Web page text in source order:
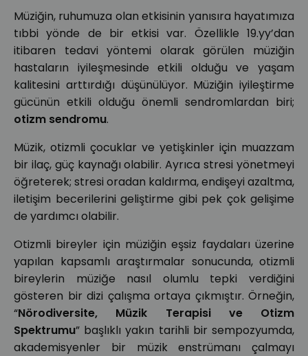
Müziğin, ruhumuza olan etkisinin yanısıra hayatımıza
tıbbi yönde de bir etkisi var. Özellikle 19.yy’dan
itibaren tedavi yöntemi olarak görülen müziğin
hastaların iyileşmesinde etkili olduğu ve yaşam
kalitesini arttırdığı düşünülüyor. Müziğin iyileştirme
gücünün etkili olduğu önemli sendromlardan biri;
otizm sendromu.
Müzik, otizmli çocuklar ve yetişkinler için muazzam
bir ilaç, güç kaynağı olabilir. Ayrıca stresi yönetmeyi
öğreterek; stresi oradan kaldırma, endişeyi azaltma,
iletişim becerilerini geliştirme gibi pek çok gelişime
de yardımcı olabilir.
Otizmli bireyler için müziğin eşsiz faydaları üzerine
yapılan kapsamlı araştırmalar sonucunda, otizmli
bireylerin müziğe nasıl olumlu tepki verdiğini
gösteren bir dizi çalışma ortaya çıkmıştır. Örneğin,
“Nörodiversite, Müzik Terapisi ve Otizm
Spektrumu” başlıklı yakın tarihli bir sempozyumda,
akademisyenler bir müzik enstrümanı çalmayı